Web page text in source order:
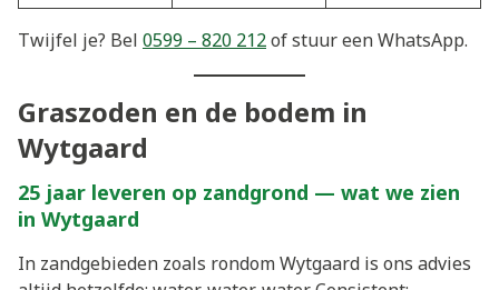
Twijfel je? Bel 0599 – 820 212of stuur een WhatsApp.
Graszoden en de bodem in
Wytgaard
25 jaar leveren op zandgrond — wat we zien
in Wytgaard
In zandgebieden zoals rondom Wytgaard is ons advies